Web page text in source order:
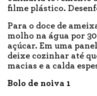
filme plástico.
Para o doce de
molho na água por
açúcar. Em uma
deixe cozinhar até
macias e a calda
Bolo de noiva 1